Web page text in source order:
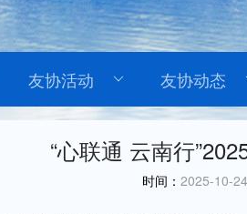
友协活动 友协动态
“心联通 云南行
时间： 2025-10-24